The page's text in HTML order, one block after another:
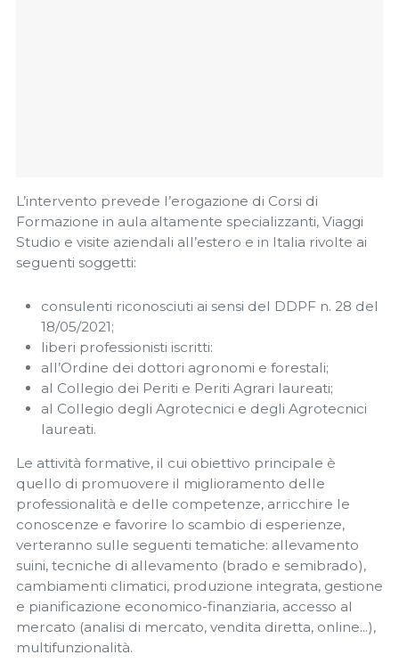
L’intervento prevede l’erogazione di Corsi di
Formazione in aula altamente specializzanti, Viaggi
Studio e visite aziendali all’estero e in Italia rivolte ai
seguenti soggetti:
consulenti riconosciuti ai sensi del DDPF n. 28 del
18/05/2021;
liberi professionisti iscritti:
all’Ordine dei dottori agronomi e forestali;
al Collegio dei Periti e Periti Agrari laureati;
al Collegio degli Agrotecnici e degli Agrotecnici
laureati.
Le attività formative, il cui obiettivo principale è
quello di promuovere il miglioramento delle
professionalità e delle competenze, arricchire le
conoscenze e favorire lo scambio di esperienze,
verteranno sulle seguenti tematiche: allevamento
suini, tecniche di allevamento (brado e semibrado),
cambiamenti climatici, produzione integrata, gestione
e pianificazione economico-finanziaria, accesso al
mercato (analisi di mercato, vendita diretta, online...),
multifunzionalità.